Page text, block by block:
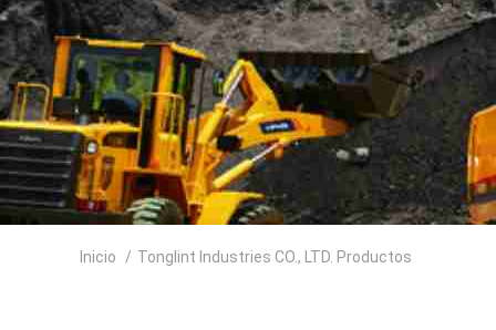
Inicio / Tonglint Industries CO., LTD. Productos